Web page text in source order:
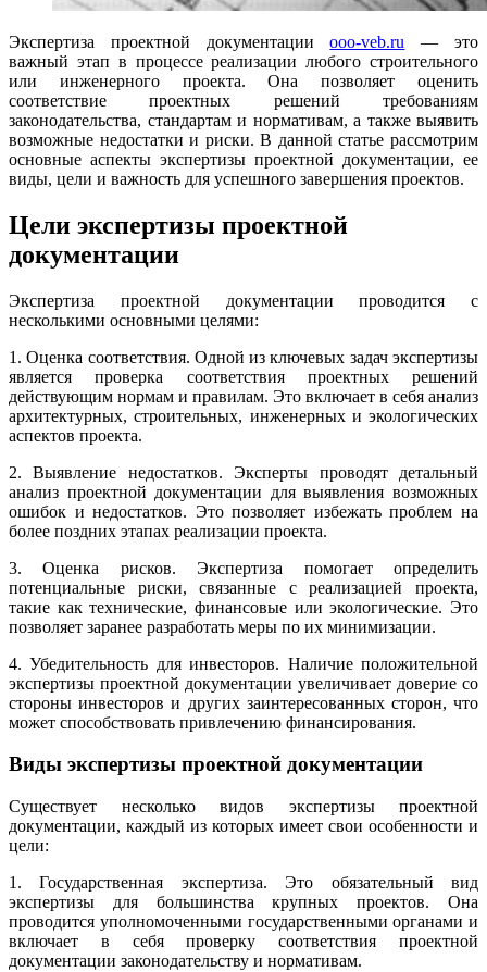
Экспертиза проектной документацииooo-veb.ru — это
важный этап в процессе реализации любого строительного
или инженерного проекта. Она позволяет оценить
соответствие проектных решений требованиям
законодательства, стандартам и нормативам, а также выявить
возможные недостатки и риски. В данной статье рассмотрим
основные аспекты экспертизы проектной документации, ее
виды, цели и важность для успешного завершения проектов.
Цели экспертизы проектной
документации
Экспертиза проектной документации проводится с
несколькими основными целями:
1. Оценка соответствия. Одной из ключевых задач экспертизы
является проверка соответствия проектных решений
действующим нормам и правилам. Это включает в себя анализ
архитектурных, строительных, инженерных и экологических
аспектов проекта.
2. Выявление недостатков. Эксперты проводят детальный
анализ проектной документации для выявления возможных
ошибок и недостатков. Это позволяет избежать проблем на
более поздних этапах реализации проекта.
3. Оценка рисков. Экспертиза помогает определить
потенциальные риски, связанные с реализацией проекта,
такие как технические, финансовые или экологические. Это
позволяет заранее разработать меры по их минимизации.
4. Убедительность для инвесторов. Наличие положительной
экспертизы проектной документации увеличивает доверие со
стороны инвесторов и других заинтересованных сторон, что
может способствовать привлечению финансирования.
Виды экспертизы проектной документации
Существует несколько видов экспертизы проектной
документации, каждый из которых имеет свои особенности и
цели:
1. Государственная экспертиза. Это обязательный вид
экспертизы для большинства крупных проектов. Она
проводится уполномоченными государственными органами и
включает в себя проверку соответствия проектной
документации законодательству и нормативам.